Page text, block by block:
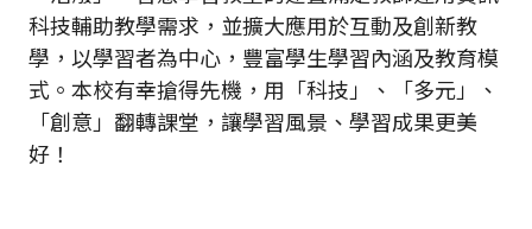
科技輔助教學需求，並擴大應用於互動及創新教
學，以學習者為中心，豐富學生學習內涵及教育模
式。本校有幸搶得先機，用「科技」、「多元」、
「創意」翻轉課堂，讓學習風景、學習成果更美
好！